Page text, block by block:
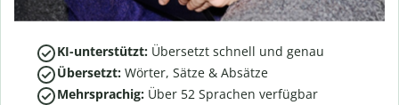
KI-unterstützt: Übersetzt schnell und genau
Übersetzt: Wörter, Sätze & Absätze
Mehrsprachig: Über 52 Sprachen verfügbar